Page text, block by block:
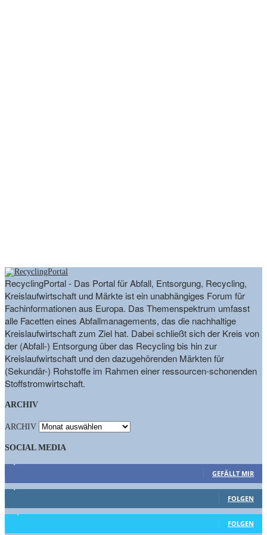
RecyclingPortal - Das Portal für Abfall, Entsorgung, Recycling,
Kreislaufwirtschaft und Märkte ist ein unabhängiges Forum für
Fachinformationen aus Europa. Das Themenspektrum umfasst
alle Facetten eines Abfallmanagements, das die nachhaltige
Kreislaufwirtschaft zum Ziel hat. Dabei schließt sich der Kreis von
der (Abfall-) Entsorgung über das Recycling bis hin zur
Kreislaufwirtschaft und den dazugehörenden Märkten für
(Sekundär-) Rohstoffe im Rahmen einer ressourcen-schonenden
Stoffstromwirtschaft.
ARCHIV
ARCHIV
SOCIAL MEDIA
GEFÄLLT MIR
FOLGEN
FOLGEN